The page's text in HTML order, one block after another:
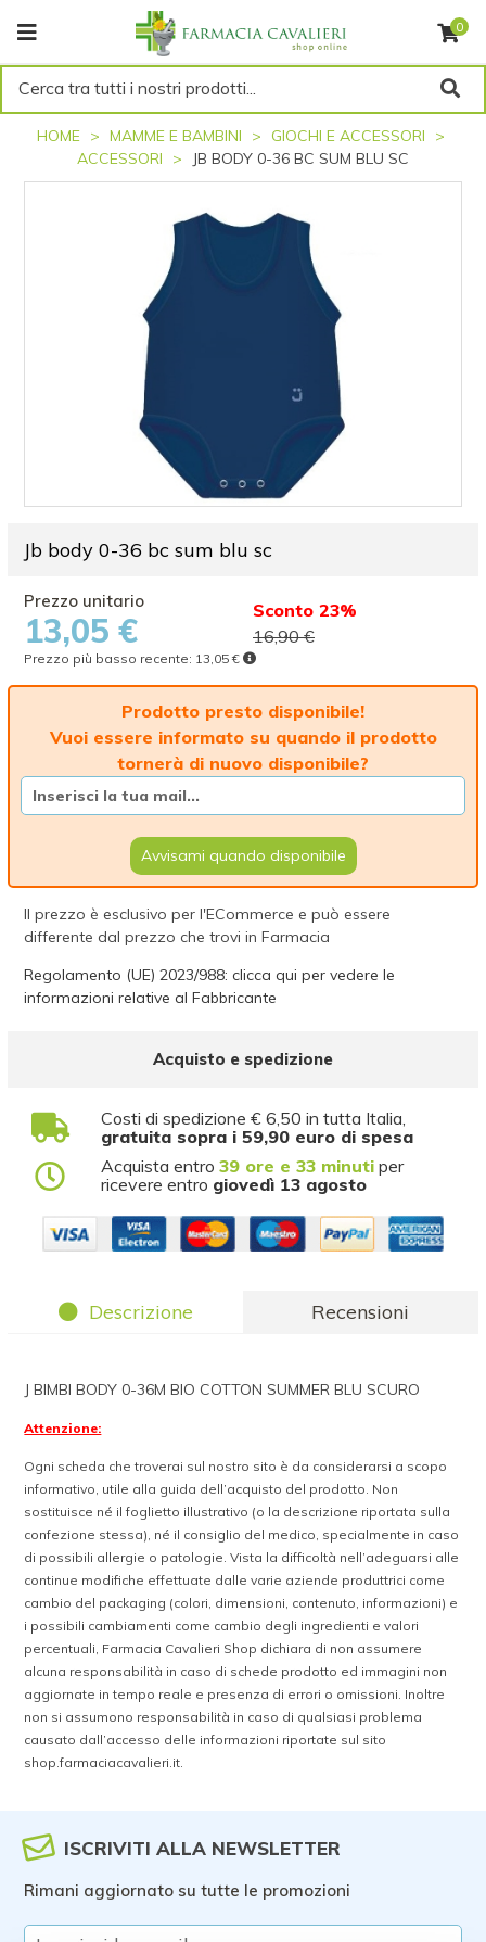
0
Cerca tra tutti i nostri prodotti...
HOME MAMME E BAMBINI
GIOCHI E ACCESSORI
ACCESSORI
JB BODY 0-36 BC SUM BLU SC
Jb body 0-36 bc sum blu sc
13,05 €
Sconto 23%
16,90 €
Prezzo più basso recente: 13,05 €
Prodotto presto disponibile!
Vuoi essere informato su quando il prodotto
tornerà di nuovo disponibile?
Avvisami quando disponibile
Il prezzo è esclusivo per l'ECommerce e può essere
differente dal prezzo che trovi in Farmacia
Regolamento (UE) 2023/988: clicca qui per vedere le
informazioni relative al Fabbricante
Acquisto e spedizione
Costi di spedizione € 6,50 in tutta Italia,
gratuita sopra i 59,90 euro di spesa
Acquista entro39 ore e 33 minuti per
ricevere entro giovedì 13 agosto
Descrizione Recensioni
J BIMBI BODY 0-36M BIO COTTON SUMMER BLU SCURO
Attenzione:
Ogni scheda che troverai sul nostro sito è da considerarsi a scopo
informativo, utile alla guida dell’acquisto del prodotto. Non
sostituisce né il foglietto illustrativo (o la descrizione riportata sulla
confezione stessa), né il consiglio del medico, specialmente in caso
di possibili allergie o patologie. Vista la difficoltà nell’adeguarsi alle
continue modifiche effettuate dalle varie aziende produttrici come
cambio del packaging (colori, dimensioni, contenuto, informazioni) e
i possibili cambiamenti come cambio degli ingredienti e valori
percentuali, Farmacia Cavalieri Shop dichiara di non assumere
alcuna responsabilità in caso di schede prodotto ed immagini non
aggiornate in tempo reale e presenza di errori o omissioni. Inoltre
non si assumono responsabilità in caso di qualsiasi problema
causato dall’accesso delle informazioni riportate sul sito
shop.farmaciacavalieri.it.
ISCRIVITI ALLA NEWSLETTER
Rimani aggiornato su tutte le promozioni